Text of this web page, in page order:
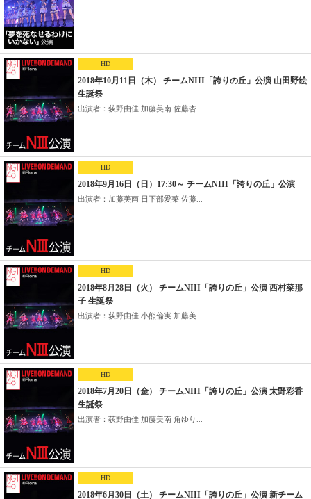
HD
2018年10月11日（木） チームNIII「誇りの丘」公演 山田野絵
生誕祭
出演者：荻野由佳 加藤美南 佐藤杏...
HD
2018年9月16日（日）17:30～ チームNIII「誇りの丘」公演
出演者：加藤美南 日下部愛菜 佐藤...
HD
2018年8月28日（火） チームNIII「誇りの丘」公演 西村菜那
子 生誕祭
出演者：荻野由佳 小熊倫実 加藤美...
HD
2018年7月20日（金） チームNIII「誇りの丘」公演 太野彩香
生誕祭
出演者：荻野由佳 加藤美南 角ゆり...
HD
2018年6月30日（土） チームNIII「誇りの丘」公演 新チーム